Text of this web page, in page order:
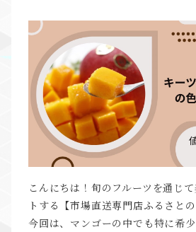
こんにちは！旬のフルーツを通じ
トする【市場直送専門店ふるさと
今回は、マンゴーの中でも特に希